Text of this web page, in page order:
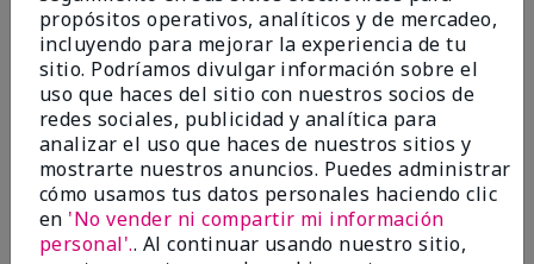
fríos)
$28.00
fríos)
$28.00
propósitos operativos, analíticos y de mercadeo,
incluyendo para mejorar la experiencia de tu
sitio. Podríamos divulgar información sobre el
uso que haces del sitio con nuestros socios de
redes sociales, publicidad y analítica para
analizar el uso que haces de nuestros sitios y
mostrarte nuestros anuncios. Puedes administrar
cómo usamos tus datos personales haciendo clic
en 'No vender ni compartir mi información
personal'.. Al continuar usando nuestro sitio,